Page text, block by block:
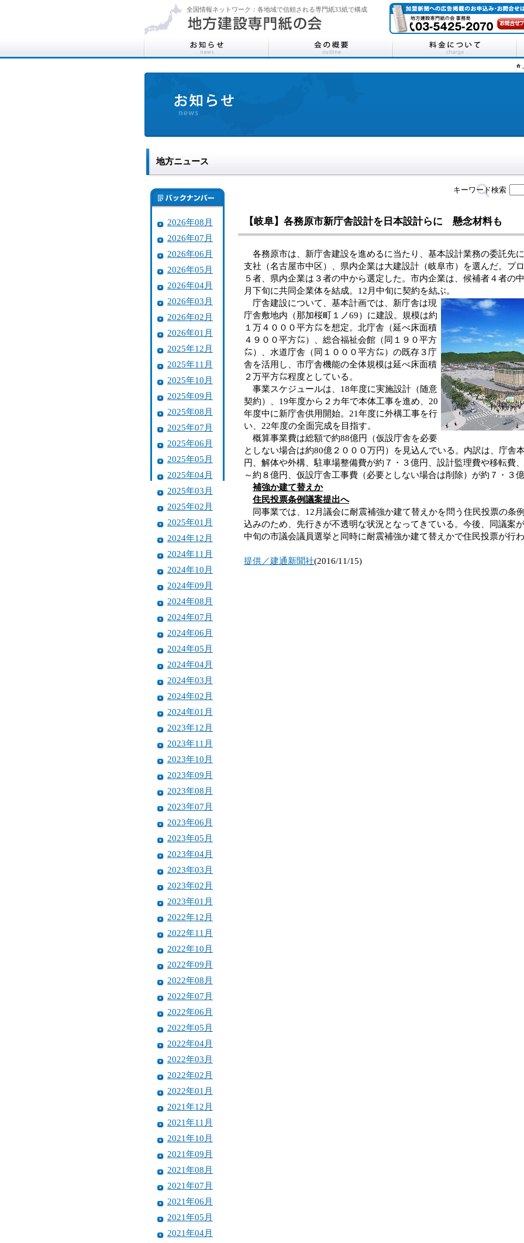
全国情報ネットワーク：各地域で信頼される専門紙33紙で構成
地方ニュース
2026年08月
2026年07月
2026年06月
2026年05月
2026年04月
2026年03月
2026年02月
2026年01月
2025年12月
2025年11月
2025年10月
2025年09月
2025年08月
2025年07月
2025年06月
2025年05月
2025年04月
2025年03月
2025年02月
2025年01月
2024年12月
2024年11月
2024年10月
2024年09月
2024年08月
2024年07月
2024年06月
2024年05月
2024年04月
2024年03月
2024年02月
2024年01月
2023年12月
2023年11月
2023年10月
2023年09月
2023年08月
2023年07月
2023年06月
2023年05月
2023年04月
2023年03月
2023年02月
2023年01月
2022年12月
2022年11月
2022年10月
2022年09月
2022年08月
2022年07月
2022年06月
2022年05月
2022年04月
2022年03月
2022年02月
2022年01月
2021年12月
2021年11月
2021年10月
2021年09月
2021年08月
2021年07月
2021年06月
2021年05月
2021年04月
キーワード検索
【岐阜】各務原市新庁舎設計を日本設計らに 懸念材料も
各務原市は、新庁舎建設を進めるに当たり、基本設計業務の委託先
支社（名古屋市中区）、県内企業は大建設計（岐阜市）を選んだ。プ
５者、県内企業は３者の中から選定した。市内企業は、候補者４者の
月下旬に共同企業体を結成。12月中旬に契約を結ぶ。
庁舎建設について、基本計画では、新庁舎は現
庁舎敷地内（那加桜町１ノ69）に建設。規模は約
１万４０００平方㍍を想定。北庁舎（延べ床面積
４９００平方㍍）、総合福祉会館（同１９０平方
㍍）、水道庁舎（同１０００平方㍍）の既存３庁
舎を活用し、市庁舎機能の全体規模は延べ床面積
２万平方㍍程度としている。
事業スケジュールは、18年度に実施設計（随意
契約）、19年度から２カ年で本体工事を進め、20
年度中に新庁舎供用開始。21年度に外構工事を行
い、22年度の全面完成を目指す。
概算事業費は総額で約88億円（仮設庁舎を必要
としない場合は約80億２０００万円）を見込んでいる。内訳は、庁舎
円、解体や外構、駐車場整備費が約７・３億円、設計監理費や移転費
～約８億円、仮設庁舎工事費（必要としない場合は削除）が約７・３
補強か建て替えか
住民投票条例議案提出へ
同事業では、12月議会に耐震補強か建て替えかを問う住民投票の条
込みのため、先行きが不透明な状況となってきている。今後、同議案
中旬の市議会議員選挙と同時に耐震補強か建て替えかで住民投票が行わ
提供／建通新聞社(2016/11/15)